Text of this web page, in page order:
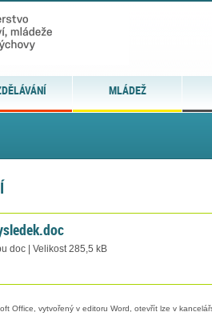
MLÁDEŽ
doc | Velikost 285,5 kB
Office, vytvořený v editoru Word, otevřít lze v